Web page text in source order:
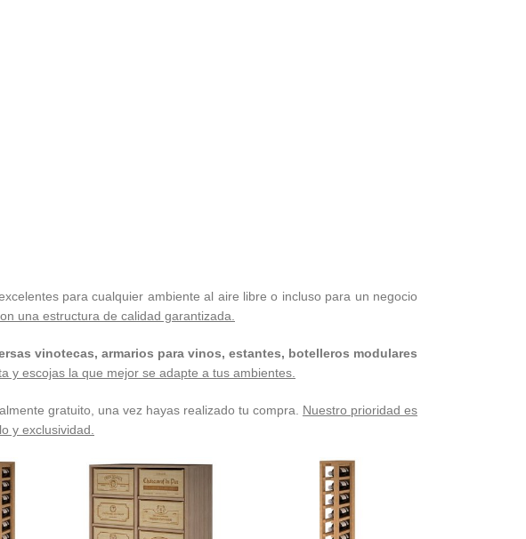
para cualquier ambiente al aire libre o incluso para un negocio
una estructura de calidad garantizada.
vinotecas, armarios para vinos, estantes, botelleros modulares
y escojas la que mejor se adapte a tus ambientes.
gratuito, una vez hayas realizado tu compra. Nuestro prioridad es
y exclusividad.